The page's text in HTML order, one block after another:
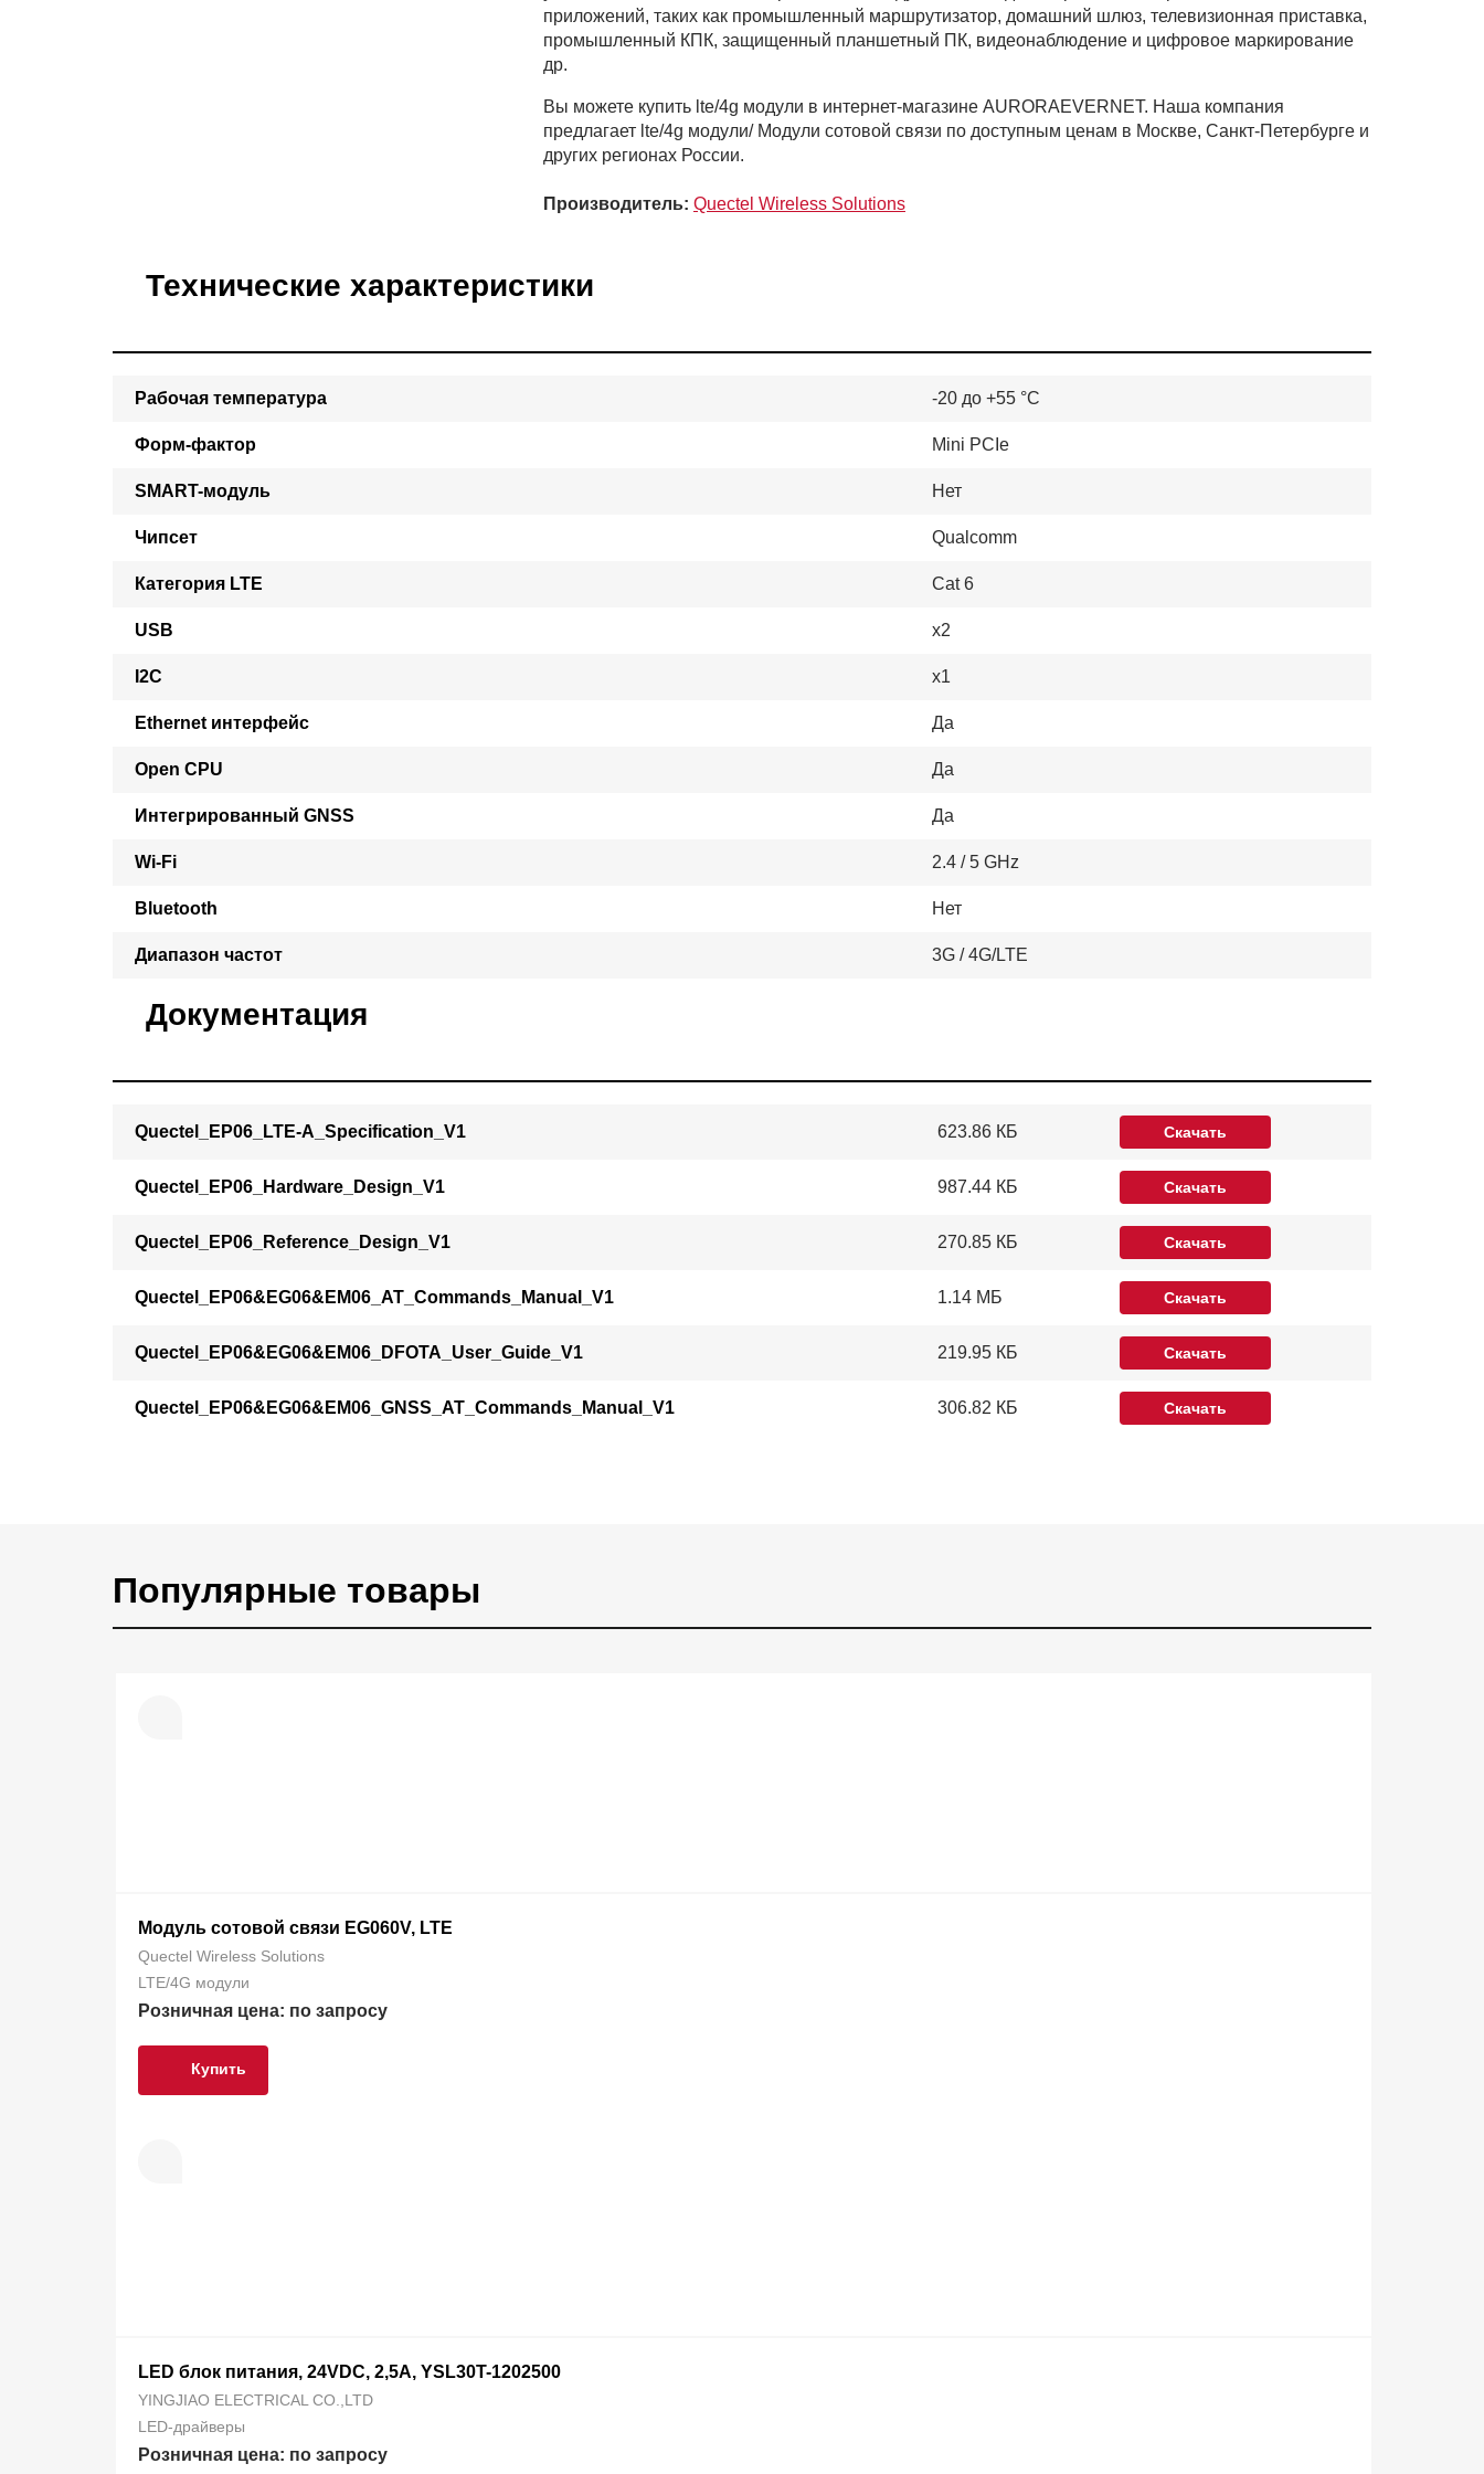
приложений, таких как промышленный маршрутизатор, домашний шлюз, телевизионная приставка,
промышленный КПК, защищенный планшетный ПК, видеонаблюдение и цифровое маркирование
др.
Вы можете купить lte/4g модули в интернет-магазине AURORAEVERNET. Наша компания
предлагает lte/4g модули/ Модули сотовой связи по доступным ценам в Москве, Санкт-Петербурге и
других регионах России.
Производитель: Quectel Wireless Solutions
Технические характеристики
Рабочая температура -20 до +55 °C
Форм-фактор Mini PCIe
SMART-модуль Нет
Чипсет Qualcomm
Категория LTE Cat 6
USB x2
I2C x1
Ethernet интерфейс Да
Open CPU Да
Интегрированный GNSS Да
Wi-Fi 2.4 / 5 GHz
Bluetooth Нет
Диапазон частот 3G / 4G/LTE
Документация
Quectel_EP06_LTE-A_Specification_V1 623.86 КБ Скачать
Quectel_EP06_Hardware_Design_V1 987.44 КБ Скачать
Quectel_EP06_Reference_Design_V1 270.85 КБ Скачать
Quectel_EP06&EG06&EM06_AT_Commands_Manual_V1 1.14 МБ Скачать
Quectel_EP06&EG06&EM06_DFOTA_User_Guide_V1 219.95 КБ Скачать
Quectel_EP06&EG06&EM06_GNSS_AT_Commands_Manual_V1 306.82 КБ Скачать
Популярные товары
Модуль сотовой связи EG060V, LTE
Quectel Wireless Solutions
LTE/4G модули
Розничная цена: по запросу
Купить
LED блок питания, 24VDC, 2,5A, YSL30T-1202500
YINGJIAO ELECTRICAL CO.,LTD
LED-драйверы
Розничная цена: по запросу